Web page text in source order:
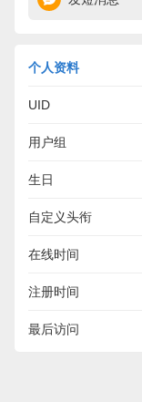
个人资料
UID
用户组
生日
自定义头衔
在线时间
注册时间
最后访问